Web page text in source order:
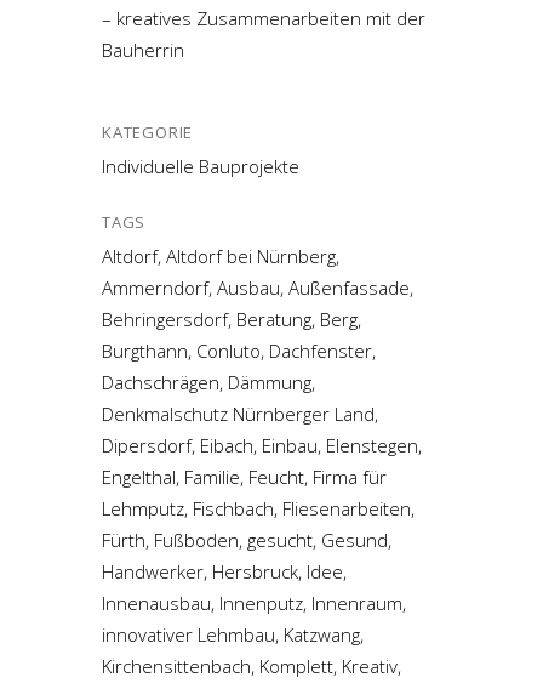
– kreatives Zusammenarbeiten mit der
Bauherrin
KATEGORIE
Individuelle Bauprojekte
TAGS
Altdorf, Altdorf bei Nürnberg,
Ammerndorf, Ausbau, Außenfassade,
Behringersdorf, Beratung, Berg,
Burgthann, Conluto, Dachfenster,
Dachschrägen, Dämmung,
Denkmalschutz Nürnberger Land,
Dipersdorf, Eibach, Einbau, Elenstegen,
Engelthal, Familie, Feucht, Firma für
Lehmputz, Fischbach, Fliesenarbeiten,
Fürth, Fußboden, gesucht, Gesund,
Handwerker, Hersbruck, Idee,
Innenausbau, Innenputz, Innenraum,
innovativer Lehmbau, Katzwang,
Kirchensittenbach, Komplett, Kreativ,